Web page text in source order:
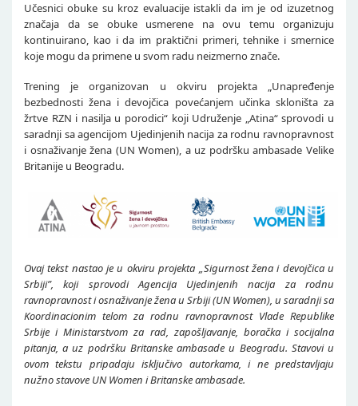
Učesnici obuke su kroz evaluacije istakli da im je od izuzetnog
značaja da se obuke usmerene na ovu temu organizuju
kontinuirano, kao i da im praktični primeri, tehnike i smernice
koje mogu da primene u svom radu neizmerno znače.
Trening je organizovan u okviru projekta „Unapređenje
bezbednosti žena i devojčica povećanjem učinka skloništa za
žrtve RZN i nasilja u porodici“ koji Udruženje „Atina“ sprovodi u
saradnji sa agencijom Ujedinjenih nacija za rodnu ravnopravnost
i osnaživanje žena (UN Women), a uz podršku ambasade Velike
Britanije u Beogradu.
Ovaj tekst nastao je u okviru projekta „Sigurnost žena i devojčica u
Srbiji”, koji sprovodi Agencija Ujedinjenih nacija za rodnu
ravnopravnost i osnaživanje žena u Srbiji (UN Women), u saradnji sa
Koordinacionim telom za rodnu ravnopravnost Vlade Republike
Srbije i Ministarstvom za rad, zapošljavanje, boračka i socijalna
pitanja, a uz podršku Britanske ambasade u Beogradu. Stavovi u
ovom tekstu pripadaju isključivo autorkama, i ne predstavljaju
nužno stavove UN Women i Britanske ambasade.